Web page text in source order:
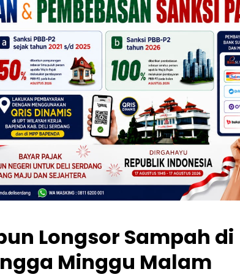
Longsor Sampah di
Minggu Malam